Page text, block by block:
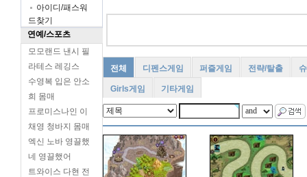
아이디/패스워
드찾기
연예/스포츠
모모랜드 낸시 필
라테스 레깅스
수영복 입은 안소
희 몸매
프로미스나인 이
채영 청바지 몸매
엑신 노바 영끌했
네 영끌했어
트와이스 다현 전
전체 디펜스게임 퍼즐게임 전략/탈출
Girls게임 기타게임